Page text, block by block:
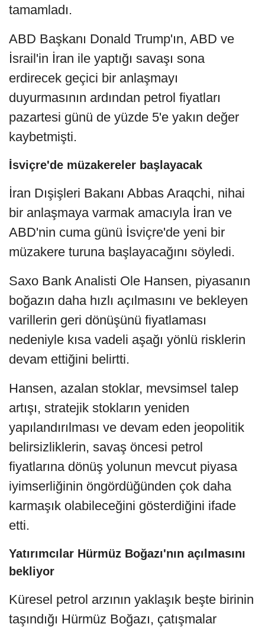
tamamladı.
ABD Başkanı Donald Trump'ın, ABD ve
İsrail'in İran ile yaptığı savaşı sona
erdirecek geçici bir anlaşmayı
duyurmasının ardından petrol fiyatları
pazartesi günü de yüzde 5'e yakın değer
kaybetmişti.
İsviçre'de müzakereler başlayacak
İran Dışişleri Bakanı Abbas Araqchi, nihai
bir anlaşmaya varmak amacıyla İran ve
ABD'nin cuma günü İsviçre'de yeni bir
müzakere turuna başlayacağını söyledi.
Saxo Bank Analisti Ole Hansen, piyasanın
boğazın daha hızlı açılmasını ve bekleyen
varillerin geri dönüşünü fiyatlaması
nedeniyle kısa vadeli aşağı yönlü risklerin
devam ettiğini belirtti.
Hansen, azalan stoklar, mevsimsel talep
artışı, stratejik stokların yeniden
yapılandırılması ve devam eden jeopolitik
belirsizliklerin, savaş öncesi petrol
fiyatlarına dönüş yolunun mevcut piyasa
iyimserliğinin öngördüğünden çok daha
karmaşık olabileceğini gösterdiğini ifade
etti.
Yatırımcılar Hürmüz Boğazı'nın açılmasını
bekliyor
Küresel petrol arzının yaklaşık beşte birinin
taşındığı Hürmüz Boğazı, çatışmalar